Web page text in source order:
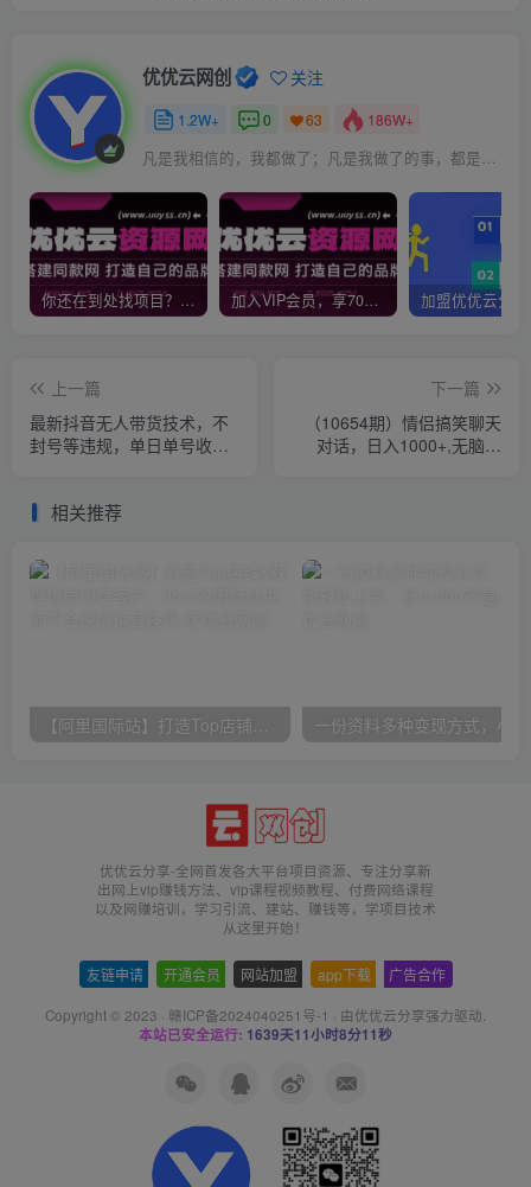
优优云网创 关注
1.2W+ 0 63 186W+
凡是我相信的，我都做了；凡是我做了的事，都是全身心地投入去做的
你还在到处找项目？还在当韭菜？我靠网创资源站一个月收入5万+，曾经我也是个失败者。 加入VIP会员，享70%的推广提成，免费学习多种网上创业课程，菜鸟秒变大神！
上一篇
最新抖音无人带货技术，不
封号等违规，单日单号收益
下一篇
（10654期）情侣搞笑聊天
对话，日入1000+,无脑操
相关推荐
【阿里国际站】打造Top店铺&获得优质询盘客户，​95%的国际站讲师不会说的运营技巧
优优云分享-全网首发各大平台项目资源、专注分享新
出网上vip赚钱方法、vip课程视频教程、付费网络课程
以及网赚培训，学习引流、建站、赚钱等，学项目技术
从这里开始！
友链申请 开通会员 网站加盟 app下载 广告合作
Copyright © 2023 · 赣ICP备2024040251号-1 · 由优优云分享强力驱动.
本站已安全运行: 1639天11小时8分12秒